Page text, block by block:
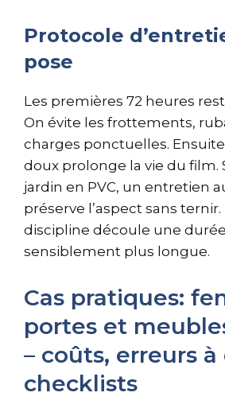
Protocole
pose
Les premières 72 heures
On évite les frottements,
charges ponctuelles.
doux prolonge la vie du film.
jardin en PVC, un entretien
préserve l’aspect sans
discipline découle une
sensiblement plus longue.
Cas pratiques:
portes et
– coûts, erreurs
checklists